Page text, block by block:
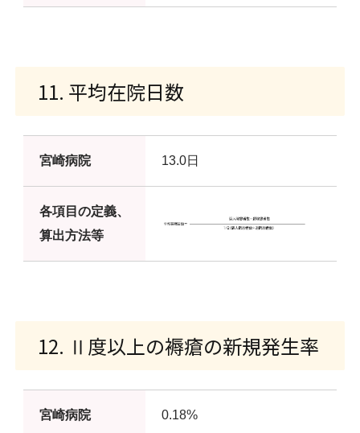
11. 平均在院日数
宮崎病院 13.0日
各項目の定義、
算出方法等
12. Ⅱ度以上の褥瘡の新規発生率
宮崎病院 0.18%